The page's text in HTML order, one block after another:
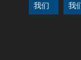
我们
我